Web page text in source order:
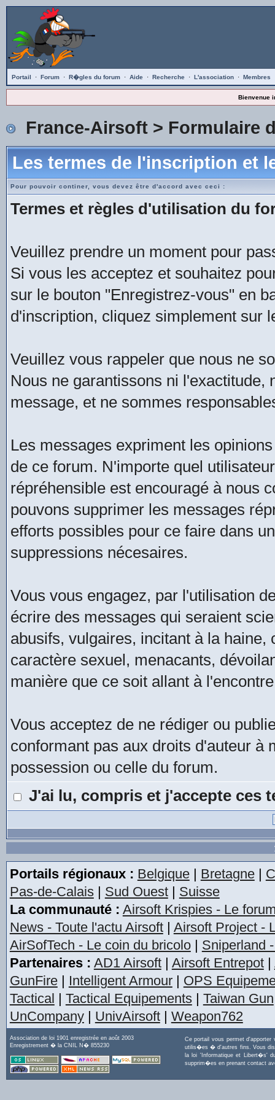
Portail · Forum · R�gles du forum · Aide · Recherche · L'association · Membres
Bienvenue
France-Airsoft> Formulaire
Les termes de l'inscription et
Pour pouvoir continer, vous devez être d'accord avec ceci :
Termes et règles d'utilisation du
Veuillez prendre un moment pour
Si vous les acceptez et souhaitez
sur le bouton "Enregistrez-vous" en
d'inscription, cliquez simplement sur
Veuillez vous rappeler que nous ne
Nous ne garantissons ni l'exactitude,
message, et ne sommes
Les messages expriment les
de ce forum. N'importe quel
répréhensible est encouragé à nous
pouvons supprimer les messages
efforts possibles pour ce faire dans
suppressions nécesaires.
Vous vous engagez, par l'utilisation
écrire des messages qui seraient
abusifs, vulgaires, incitant à la
caractère sexuel, menacants,
manière que ce soit allant à
Vous acceptez de ne rédiger ou
conformant pas aux droits d'auteur à
possession ou celle du forum.
J'ai lu, compris et j'accepte ces
Portails régionaux : Belgique| Bretagne|
Pas-de-Calais| Sud Ouest| Suisse
La communauté : Airsoft Krispies - Le
News - Toute l'actu Airsoft| Airsoft Project -
AirSofTech - Le coin du bricolo| Sniperland
Partenaires : AD1 Airsoft| Airsoft Entrepot|
GunFire| Intelligent Armour| OPS
Tactical | Tactical Equipements| Taiwan Gun
UnCompany| UnivAirsoft| Weapon762
Association de loi 1901 enregistrée en août 2003
Enregistrement � la CNIL N� 855230
Ce portail vous permet
utilis�es � d'autres fins. Vous
la loi 'Informatique et Libert�s'
supprim�es en prenant contact